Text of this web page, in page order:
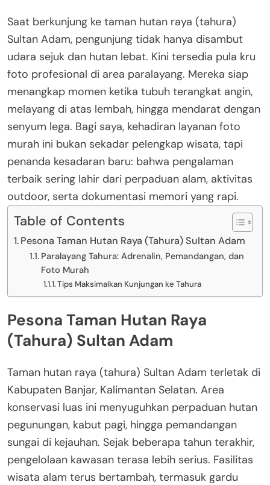
Saat berkunjung ke taman hutan raya (tahura)
Sultan Adam, pengunjung tidak hanya disambut
udara sejuk dan hutan lebat. Kini tersedia pula kru
foto profesional di area paralayang. Mereka siap
menangkap momen ketika tubuh terangkat angin,
melayang di atas lembah, hingga mendarat dengan
senyum lega. Bagi saya, kehadiran layanan foto
murah ini bukan sekadar pelengkap wisata, tapi
penanda kesadaran baru: bahwa pengalaman
terbaik sering lahir dari perpaduan alam, aktivitas
outdoor, serta dokumentasi memori yang rapi.
Table of Contents
Pesona Taman Hutan Raya (Tahura) Sultan Adam
Paralayang Tahura: Adrenalin, Pemandangan, dan
Foto Murah
Tips Maksimalkan Kunjungan ke Tahura
Pesona Taman Hutan Raya
(Tahura) Sultan Adam
Taman hutan raya (tahura) Sultan Adam terletak di
Kabupaten Banjar, Kalimantan Selatan. Area
konservasi luas ini menyuguhkan perpaduan hutan
pegunungan, kabut pagi, hingga pemandangan
sungai di kejauhan. Sejak beberapa tahun terakhir,
pengelolaan kawasan terasa lebih serius. Fasilitas
wisata alam terus bertambah, termasuk gardu